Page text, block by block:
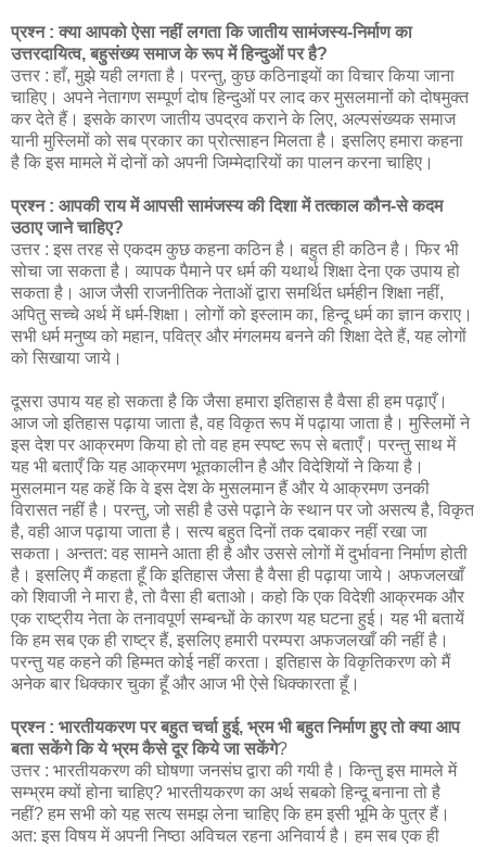
प्रश्न : क्या आपको ऐसा नहीं लगता कि जातीय सामंजस्य-निर्माण का
उत्तरदायित्व, बहुसंख्य समाज के रूप में हिन्दुओं पर है?
उत्तर : हाँ, मुझे यही लगता है। परन्तु, कुछ कठिनाइयों का विचार किया जाना
चाहिए। अपने नेतागण सम्पूर्ण दोष हिन्दुओं पर लाद कर मुसलमानों को दोषमुक्त
कर देते हैं। इसके कारण जातीय उपद्रव कराने के लिए, अल्पसंख्यक समाज
यानी मुस्लिमों को सब प्रकार का प्रोत्साहन मिलता है। इसलिए हमारा कहना
है कि इस मामले में दोनों को अपनी जिम्मेदारियों का पालन करना चाहिए।
प्रश्न : आपकी राय में आपसी सामंजस्य की दिशा में तत्काल कौन-से कदम
उठाए जाने चाहिए?
उत्तर : इस तरह से एकदम कुछ कहना कठिन है। बहुत ही कठिन है। फिर भी
सोचा जा सकता है। व्यापक पैमाने पर धर्म की यथार्थ शिक्षा देना एक उपाय हो
सकता है। आज जैसी राजनीतिक नेताओं द्वारा समर्थित धर्महीन शिक्षा नहीं,
अपितु सच्चे अर्थ में धर्म-शिक्षा। लोगों को इस्लाम का, हिन्दू धर्म का ज्ञान कराए।
सभी धर्म मनुष्य को महान, पवित्र और मंगलमय बनने की शिक्षा देते हैं, यह लोगों
को सिखाया जाये।
दूसरा उपाय यह हो सकता है कि जैसा हमारा इतिहास है वैसा ही हम पढ़ाएँ।
आज जो इतिहास पढ़ाया जाता है, वह विकृत रूप में पढ़ाया जाता है। मुस्लिमों ने
इस देश पर आक्रमण किया हो तो वह हम स्पष्ट रूप से बताएँ। परन्तु साथ में
यह भी बताएँ कि यह आक्रमण भूतकालीन है और विदेशियों ने किया है।
मुसलमान यह कहें कि वे इस देश के मुसलमान हैं और ये आक्रमण उनकी
विरासत नहीं है। परन्तु, जो सही है उसे पढ़ाने के स्थान पर जो असत्य है, विकृत
है, वही आज पढ़ाया जाता है। सत्य बहुत दिनों तक दबाकर नहीं रखा जा
सकता। अन्तत: वह सामने आता ही है और उससे लोगों में दुर्भावना निर्माण होती
है। इसलिए मैं कहता हूँ कि इतिहास जैसा है वैसा ही पढ़ाया जाये। अफजलखाँ
को शिवाजी ने मारा है, तो वैसा ही बताओ। कहो कि एक विदेशी आक्रमक और
एक राष्ट्रीय नेता के तनावपूर्ण सम्बन्धों के कारण यह घटना हुई। यह भी बतायें
कि हम सब एक ही राष्ट्र हैं, इसलिए हमारी परम्परा अफजलखाँ की नहीं है।
परन्तु यह कहने की हिम्मत कोई नहीं करता। इतिहास के विकृतिकरण को मैं
अनेक बार धिक्कार चुका हूँ और आज भी ऐसे धिक्कारता हूँ।
प्रश्न : भारतीयकरण पर बहुत चर्चा हुई, भ्रम भी बहुत निर्माण हुए तो क्या आप
बता सकेंगे कि ये भ्रम कैसे दूर किये जा सकेंगे?
उत्तर : भारतीयकरण की घोषणा जनसंघ द्वारा की गयी है। किन्तु इस मामले में
सम्भ्रम क्यों होना चाहिए? भारतीयकरण का अर्थ सबको हिन्दू बनाना तो है
नहीं? हम सभी को यह सत्य समझ लेना चाहिए कि हम इसी भूमि के पुत्र हैं।
अत: इस विषय में अपनी निष्ठा अविचल रहना अनिवार्य है। हम सब एक ही